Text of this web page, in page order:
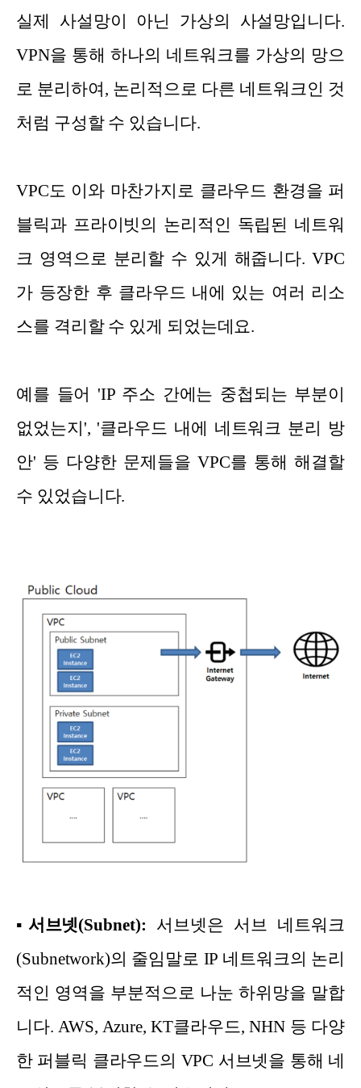
실제 사설망이 아닌 가상의 사설망입니다.
VPN을 통해 하나의 네트워크를 가상의 망으
로 분리하여, 논리적으로 다른 네트워크인 것
처럼 구성할 수 있습니다.
VPC도 이와 마찬가지로 클라우드 환경을 퍼
블릭과 프라이빗의 논리적인 독립된 네트워
크 영역으로 분리할 수 있게 해줍니다. VPC
가 등장한 후 클라우드 내에 있는 여러 리소
스를 격리할 수 있게 되었는데요.
예를 들어 'IP 주소 간에는 중첩되는 부분이
없었는지', '클라우드 내에 네트워크 분리 방
안' 등 다양한 문제들을 VPC를 통해 해결할
수 있었습니다.
▪ 서브넷(Subnet): 서브넷은 서브 네트워크
(Subnetwork)의 줄임말로 IP 네트워크의 논리
적인 영역을 부분적으로 나눈 하위망을 말합
니다. AWS, Azure, KT클라우드, NHN 등 다양
한 퍼블릭 클라우드의 VPC 서브넷을 통해 네